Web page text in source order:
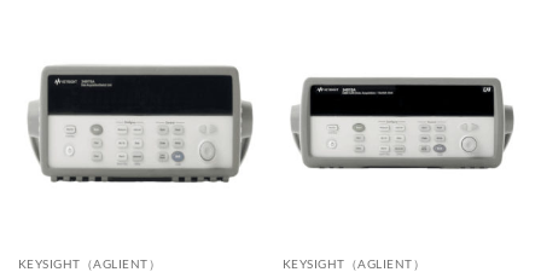
KEYSIGHT（AGLIENT） KEYSIGHT（AGLIENT）